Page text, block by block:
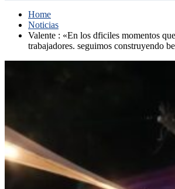
Home
Noticias
Valente : «En los dficiles momentos
trabajadores. seguimos construyendo